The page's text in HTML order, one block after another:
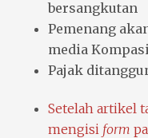
bersangkutan
Pemenang
media
Pajak
Setelah artikel
mengisi form